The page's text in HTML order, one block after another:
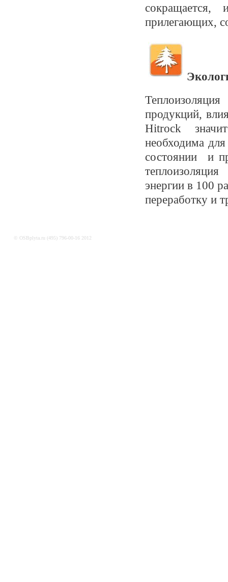
прилегающих,
продукций,
Hitrock
необходима
состоянии и
энергии в 100
переработку и
© OSBplyta.ru (495) 796-00-16 2012